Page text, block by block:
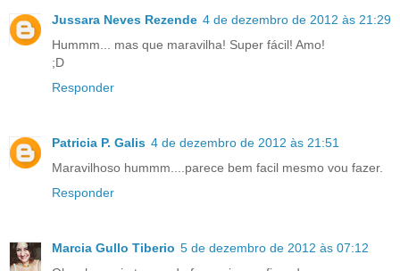
Jussara Neves Rezende 4 de dezembro de 2012 às 21:29
Hummm... mas que maravilha! Super fácil! Amo!
;D
Responder
Patricia P. Galis 4 de dezembro de 2012 às 21:51
Maravilhoso hummm....parece bem facil mesmo vou fazer.
Responder
Marcia Gullo Tiberio 5 de dezembro de 2012 às 07:12